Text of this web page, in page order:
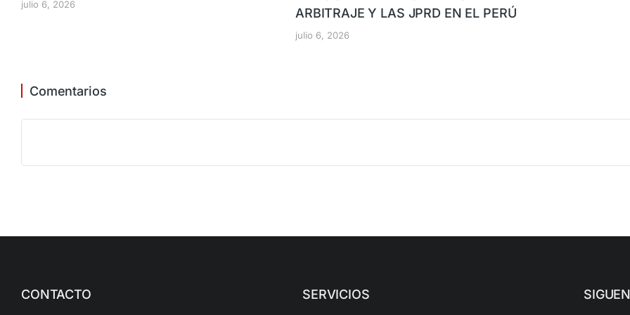
julio 6, 2026
ARBITRAJE Y LAS JPRD EN EL PERÚ
julio 6, 2026
Comentarios
CONTACTO SERVICIOS